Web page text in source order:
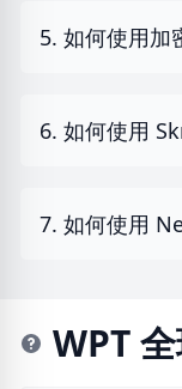
5. 如何使用加
6. 如何使用
7. 如何使用
WPT